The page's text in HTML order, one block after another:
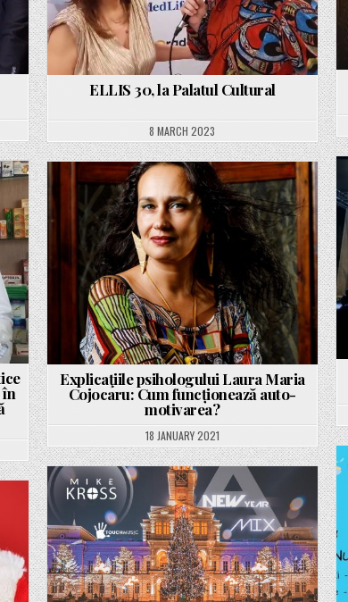
ELLIS 30, la Palatul Cultural
8 MARCH 2023
în
Posted
in
Explicaţiile psihologului Laura Maria
Cojocaru: Cum funcționează auto-
motivarea?
18 JANUARY 2021
Posted
in